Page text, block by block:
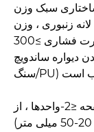
سبک وزن
زنبوری ، وزن
30 ٪ کاهش می یابد در حالی که قدرت فشاری ≥300MPa را
ساندویچ (پشم
دامنه ضخامت 0.3-1.5 میلی متر ، صافی صفحه ≤2-واحدها ، از
شکل گیری غلتک با سرعت بالا (ارتفاع اوج 20-50 میلی متر)